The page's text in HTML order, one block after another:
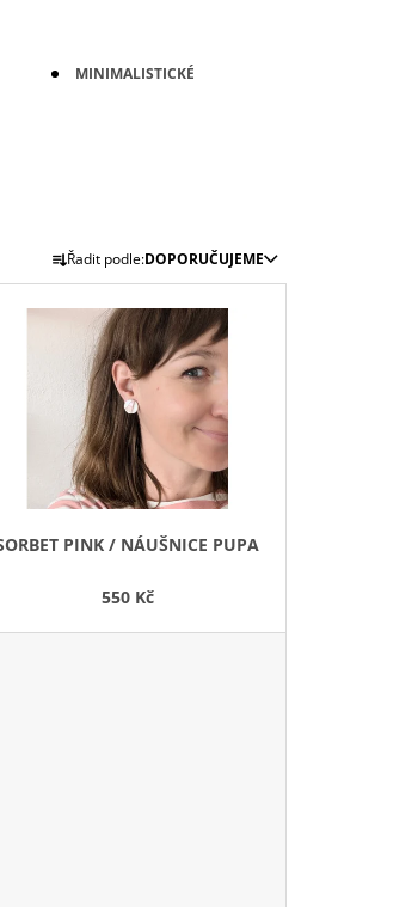
MINIMALISTICKÉ
Ř
A
Z
O
D
U
T
Řadit podle:DOPORUČUJEME
PINK / NÁUŠNICE PUPA
550 Kč